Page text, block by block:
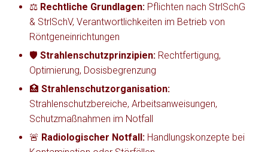
⚖️ Rechtliche Grundlagen: Pflichten nach StrlSchG
& StrlSchV, Verantwortlichkeiten im Betrieb von
Röntgeneinrichtungen
🛡️ Strahlenschutzprinzipien: Rechtfertigung,
Optimierung, Dosisbegrenzung
🏥 Strahlenschutzorganisation:
Strahlenschutzbereiche, Arbeitsanweisungen,
Schutzmaßnahmen im Notfall
🚨 Radiologischer Notfall: Handlungskonzepte bei